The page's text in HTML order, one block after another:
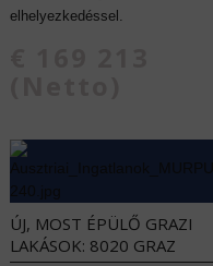
elhelyezkedéssel.
ÚJ, MOST ÉPÜLŐ GRAZI
LAKÁSOK: 8020 GRAZ